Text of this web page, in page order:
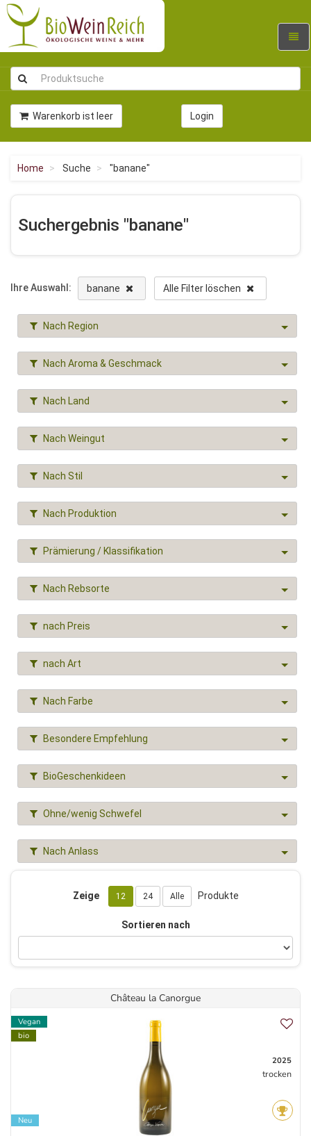
Warenkorb ist leer Login
Home Suche "banane"
Suchergebnis "banane"
Ihre Auswahl: banane Alle Filter löschen
Nach Region
Nach Aroma & Geschmack
Nach Land
Nach Weingut
Nach Stil
Nach Produktion
Prämierung / Klassifikation
Nach Rebsorte
nach Preis
nach Art
Nach Farbe
Besondere Empfehlung
BioGeschenkideen
Ohne/wenig Schwefel
Nach Anlass
Zeige 12 24 Alle Produkte
Sortieren nach
Château la Canorgue
Vegan
bio
Neu
2025
trocken